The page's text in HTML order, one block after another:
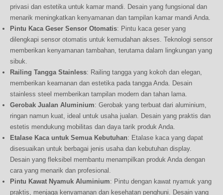
privasi dan estetika untuk kamar mandi. Desain yang fungsional dan
menarik meningkatkan kenyamanan dan tampilan kamar mandi Anda.
Pintu Kaca Geser Sensor Otomatis: Pintu kaca geser yang
dilengkapi sensor otomatis untuk kemudahan akses. Teknologi sensor
memberikan kenyamanan tambahan, terutama dalam lingkungan yang
sibuk.
Railing Tangga Stainless: Railing tangga yang kokoh dan elegan,
memberikan keamanan dan estetika pada tangga Anda. Desain
stainless steel memberikan tampilan modern dan tahan lama.
Gerobak Jualan Aluminium: Gerobak yang terbuat dari aluminium,
ringan namun kuat, ideal untuk usaha jualan. Desain yang praktis dan
estetis mendukung mobilitas dan daya tarik produk Anda.
Etalase Kaca untuk Semua Kebutuhan: Etalase kaca yang dapat
disesuaikan untuk berbagai jenis usaha dan kebutuhan display.
Desain yang fleksibel membantu menampilkan produk Anda dengan
cara yang menarik dan profesional.
Pintu Kawat Nyamuk Aluminium: Pintu dengan kawat nyamuk yang
praktis, menjaga kenyamanan dan kesehatan penghuni. Desain yang